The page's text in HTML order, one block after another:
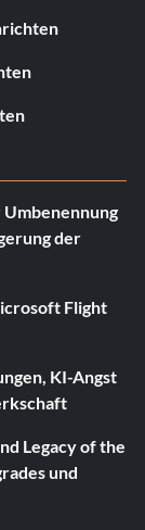
der
Flight
KI-Angst
Legacy of the
und